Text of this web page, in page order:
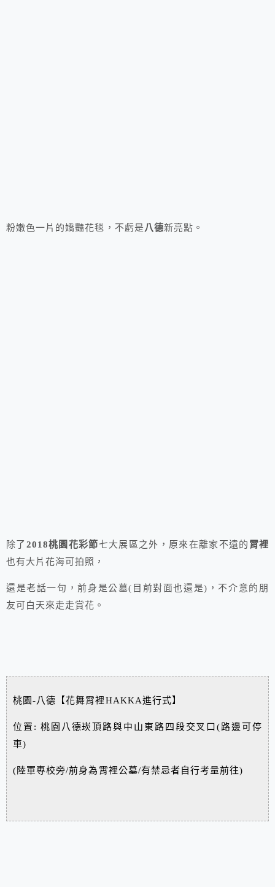
粉嫩色一片的嬌豔花毯，不虧是八德新亮點。
除了 2018桃園花彩節七大展區之外，原來在離家不遠的 霄裡
也有大片花海可拍照，
還是老話一句，前身是公墓(目前對面也還是)，不介意的朋
友可白天來走走賞花。
桃園-八德【花舞霄裡HAKKA進行式】
位置: 桃園八德崁頂路與中山東路四段交叉口(路邊可停
車)
(陸軍專校旁/前身為霄裡公墓/有禁忌者自行考量前往)